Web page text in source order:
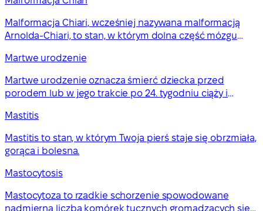
szybko leczona.
Malformacja Chiari, wcześniej nazywana malformacją
Arnolda-Chiari, to stan, w którym dolna część mózgu
Martwe urodzenie
Martwe urodzenie oznacza śmierć dziecka przed
porodem lub w jego trakcie po 24. tygodniu ciąży i
Mastitis
Mastitis to stan, w którym Twoja pierś staje się obrzmiała,
gorąca i bolesna.
Mastocytosis
Mastocytoza to rzadkie schorzenie spowodowane
nadmierną liczbą komórek tucznych gromadzących się